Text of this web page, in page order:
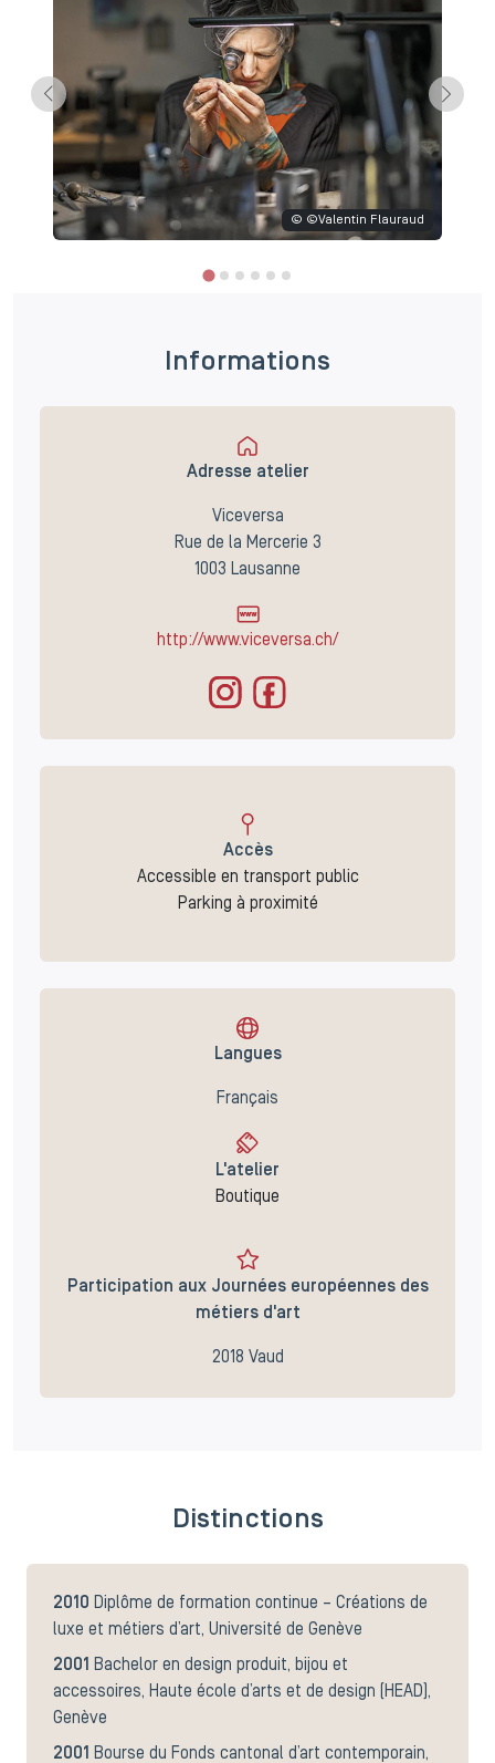
© ©Valentin Flauraud
Informations
Adresse atelier
Viceversa
Rue de la Mercerie 3
1003 Lausanne
http://www.viceversa.ch/
Accès
Accessible en transport public
Parking à proximité
Langues
Français
L'atelier
Boutique
Participation aux Journées européennes des
métiers d'art
2018 Vaud
Distinctions
2010 Diplôme de formation continue – Créations de
luxe et métiers d’art, Université de Genève
2001
Bachelor en design produit, bijou et
accessoires, Haute école d’arts et de design (HEAD),
Genève
2001
Bourse du Fonds cantonal d’art contemporain,